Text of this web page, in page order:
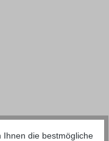
Ihnen die bestmögliche